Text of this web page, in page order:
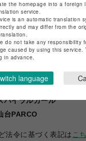
パイラルガール
台PARCO
法令に基づく表記は こ
the homepage into a foreign
service.
is an automatic translation
and may differ from the
do not take any responsibility
caused by using this service.
in advance.
language